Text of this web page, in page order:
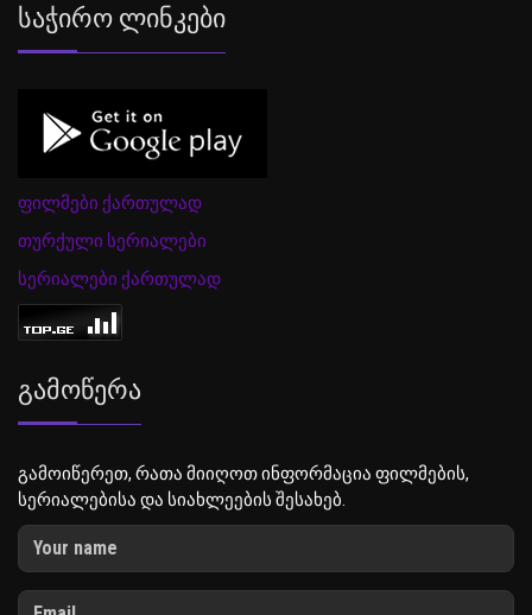
Საჭირო Ლინკები
ფილმები ქართულად
თურქული სერიალები
სერიალები ქართულად
Გამოწერა
გამოიწერეთ, რათა მიიღოთ ინფორმაცია ფილმების,
სერიალებისა და სიახლეების შესახებ.